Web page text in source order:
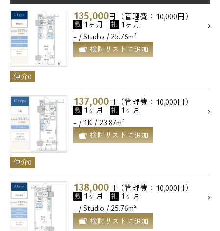
135,000円（管理費：10,000円）
敷 1ヶ月 礼 1ヶ月
- / Studio / 25.76m²
検討リストに追加
仲介0
137,000円（管理費：10,000円）
敷 1ヶ月 礼 1ヶ月
- / 1K / 23.87m²
検討リストに追加
仲介0
138,000円（管理費：10,000円）
敷 1ヶ月 礼 1ヶ月
- / Studio / 25.76m²
検討リストに追加